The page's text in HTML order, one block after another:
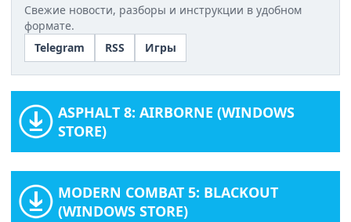
Свежие новости, разборы и инструкции в удобном
формате.
Telegram
RSS Игры
ASPHALT 8: AIRBORNE (WINDOWS
STORE)
MODERN COMBAT 5: BLACKOUT
(WINDOWS STORE)